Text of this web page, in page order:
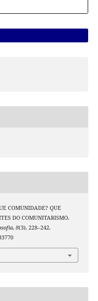
COMUNIDADE? QUE
DO COMUNITARISMO.
, 8(3), 228–242.